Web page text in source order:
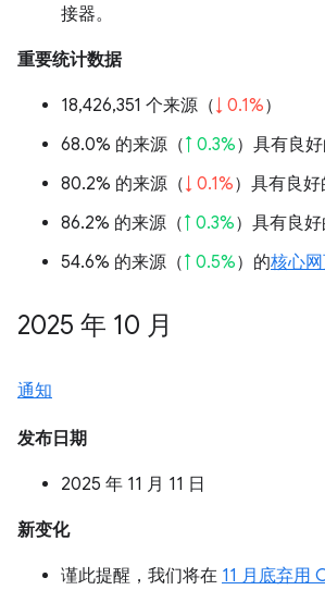
接器。
重要统计数据
18,426,351 个来源（↓ 0.1%）
68.0% 的来源（↑ 0.3%）具有良
80.2% 的来源（↓ 0.1%）具有良好
86.2% 的来源（↑ 0.3%）具有良好
54.6% 的来源（↑ 0.5%）的核心
2025 年 10 月
通知
发布日期
2025 年 11 月 11 日
新变化
谨此提醒，我们将在 11 月底弃用